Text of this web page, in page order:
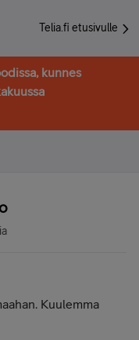
Telia.fi etusivulle
kunnes
Kuulemma